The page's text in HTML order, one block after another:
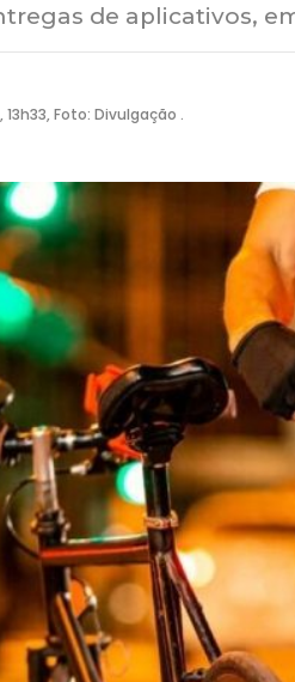
de aplicativos,
Foto: Divulgação .